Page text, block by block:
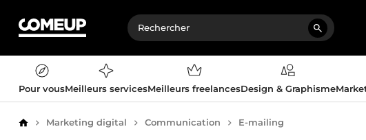
Pour vousMeilleurs servicesMeilleurs freelancesDesign & Graphisme
AccueilMarketing digital Communication E-mailing